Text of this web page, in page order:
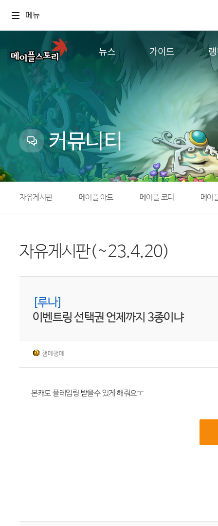
메뉴
뉴스
업데이트
이벤트
캐시샵 공지
메이플 알림판
with maple
가이드
추가정보
컨텐
커뮤니티
자유게시판 메이플 아트 메이플 코디 메이
자유게시판(~23.4.20)
[루나]
이벤트링 선택권 언제까지 3종이냐
잼메행메
본캐도 플레임링 받을수 있게 해줘요ㅜ